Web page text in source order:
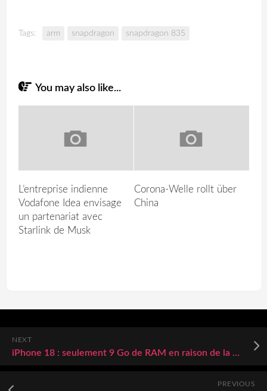
Tags: arm snapdragon snapdragon 835
You may also like...
L’entreprise indienne
Vodafone Idea envisage
un partenariat avec
Starlink de Musk
Corona-Welle rollt über
China
NEXT
iPhone 18 : seulement 9 Go de RAM en raison de la pénurie ?
PREVIOUS